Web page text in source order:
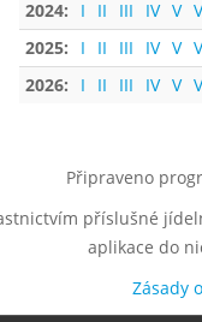
2024:
I II III IV V
2025:
I II III IV V
2026:
I II III IV V
Připraveno
příslušné
aplikace do
Zásady